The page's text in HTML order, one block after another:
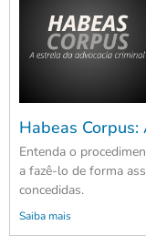
Habeas
Entenda o
a fazê-lo de forma
concedidas.
Saiba mais